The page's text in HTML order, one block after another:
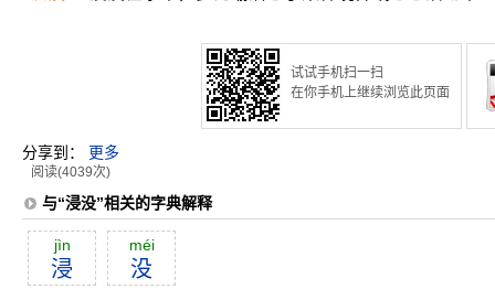
试试手机扫一扫
在你手机上继续浏览此页面
分享到： 更多
阅读(4039次)
与“浸没”相关的字典解释
jìn
浸
méi
没